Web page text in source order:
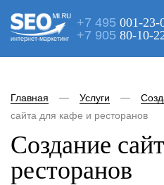
интернет-маркетинг
+7 495 001-23-
+7 905 80-10-
Главная Услуги
сайта для кафе и ресторанов
Создание
ресторанов